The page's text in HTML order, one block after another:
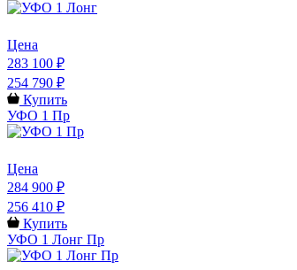
Цена
283 100 ₽
254 790 ₽
Купить
УФО 1 Пр
Цена
284 900 ₽
256 410 ₽
Купить
УФО 1 Лонг Пр